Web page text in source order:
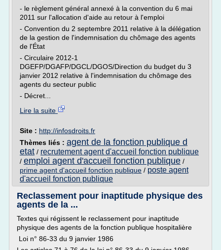
- le règlement général annexé à la convention du 6 mai
2011 sur l'allocation d'aide au retour à l'emploi
- Convention du 2 septembre 2011 relative à la délégation
de la gestion de l'indemnisation du chômage des agents
de l'État
- Circulaire 2012-1
DGEFP/DGAFP/DGCL/DGOS/Direction du budget du 3
janvier 2012 relative à l'indemnisation du chômage des
agents du secteur public
- Décret...
Lire la suite
Site : http://infosdroits.fr
Thèmes liés : agent de la fonction publique d
etat / recrutement agent d'accueil fonction publique
/ emploi agent d'accueil fonction publique /
prime agent d'accueil fonction publique / poste agent
d'accueil fonction publique
Reclassement pour inaptitude physique des
agents de la ...
Textes qui régissent le reclassement pour inaptitude
physique des agents de la fonction publique hospitalière
Loi n° 86-33 du 9 janvier 1986